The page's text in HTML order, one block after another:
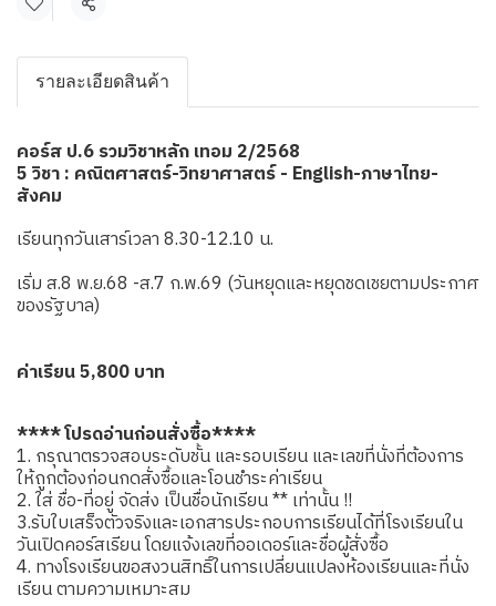
แชร์
รายละเอียดสินค้า
คอร์ส ป.6 รวมวิชาหลัก เทอม 2/2568
5 วิชา : คณิตศาสตร์-วิทยาศาสตร์ - English-ภาษาไทย-
สังคม
เรียนทุกวันเสาร์เวลา 8.30-12.10 น.
เริ่ม ส.8 พ.ย.68 -ส.7 ก.พ.69 (วันหยุดและหยุดชดเชยตามประกาศ
ของรัฐบาล)
ค่าเรียน 5,800 บาท
**** โปรดอ่านก่อนสั่งซื้อ****
1. กรุณาตรวจสอบระดับชั้น และรอบเรียน และเลขที่นั่งที่ต้องการ
ให้ถูกต้องก่อนกดสั่งซื้อและโอนชำระค่าเรียน
2. ใส่ ชื่อ-ที่อยู่ จัดส่ง เป็นชื่อนักเรียน ** เท่านั้น !!
3.รับใบเสร็จตัวจริงและเอกสารประกอบการเรียนได้ที่โรงเรียนใน
วันเปิดคอร์สเรียน โดยแจ้งเลขที่ออเดอร์และชื่อผู้สั่งซื้อ
4. ทางโรงเรียนขอสงวนสิทธิ์ในการเปลี่ยนแปลงห้องเรียนและที่นั่ง
เรียน ตามความเหมาะสม